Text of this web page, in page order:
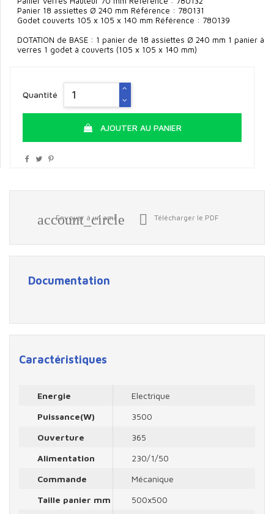
Panier 18 assiettes Ø 240 mm Référence : 780131
Godet couverts 105 x 105 x 140 mm Référence : 780139
DOTATION de BASE : 1 panier de 18 assiettes Ø 240 mm 1 panier à
verres 1 godet à couverts (105 x 105 x 140 mm)
Quantité
AJOUTER AU PANIER
account_circle
Envoyer à un ami  Télécharger le PDF
Documentation
Caractéristiques
Energie
Electrique
Puissance(W)
3500
Ouverture
365
Alimentation
230/1/50
Commande
Mécanique
Taille panier mm
500x500